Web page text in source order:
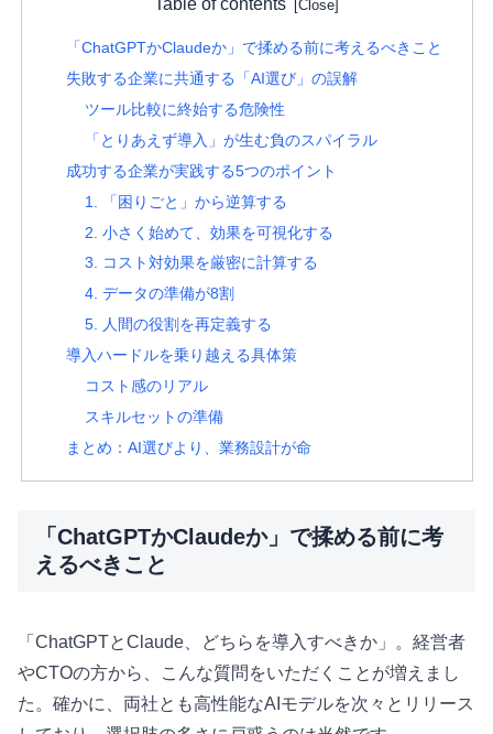
「ChatGPTかClaudeか」で揉める前に考えるべきこと
失敗する企業に共通する「AI選び」の誤解
ツール比較に終始する危険性
「とりあえず導入」が生む負のスパイラル
成功する企業が実践する5つのポイント
1. 「困りごと」から逆算する
2. 小さく始めて、効果を可視化する
3. コスト対効果を厳密に計算する
4. データの準備が8割
5. 人間の役割を再定義する
導入ハードルを乗り越える具体策
コスト感のリアル
スキルセットの準備
まとめ：AI選びより、業務設計が命
「ChatGPTかClaudeか」で揉める前に考
えるべきこと
「ChatGPTとClaude、どちらを導入すべきか」。経営者
やCTOの方から、こんな質問をいただくことが増えまし
た。確かに、両社とも高性能なAIモデルを次々とリリース